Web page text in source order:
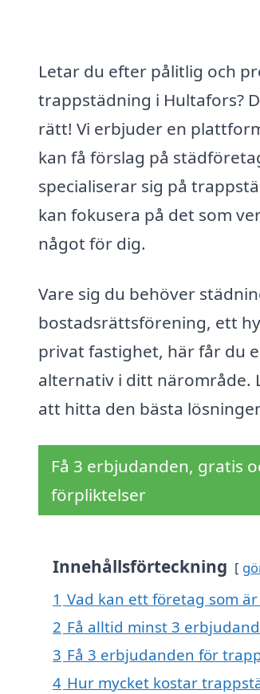
Letar du efter pålitlig och
trappstädning i Hultafors?
rätt! Vi erbjuder en
kan få förslag på
specialiserar sig på
kan fokusera på det som
något för dig.
Vare sig du behöver
bostadsrättsförening, ett
privat fastighet, här får du
alternativ i ditt närområde.
att hitta den bästa
Få 3 erbjudanden, gratis
förpliktelser
Innehållsförteckning
1 Vad kan ett företag som
2 Få alltid minst 3
3 Få 3 erbjudanden för
4 Hur mycket kostar